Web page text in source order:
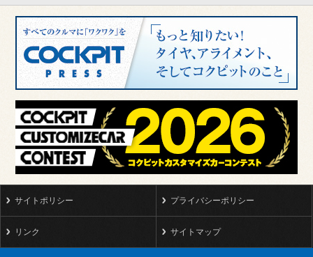
サイトポリシー プライバシーポリシー
リンク サイトマップ